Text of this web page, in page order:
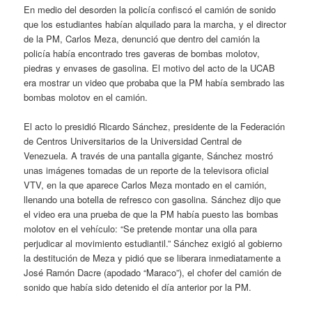
En medio del desorden la policía confiscó el camión de sonido
que los estudiantes habían alquilado para la marcha, y el director
de la PM, Carlos Meza, denunció que dentro del camión la
policía había encontrado tres gaveras de bombas molotov,
piedras y envases de gasolina. El motivo del acto de la UCAB
era mostrar un video que probaba que la PM había sembrado las
bombas molotov en el camión.
El acto lo presidió Ricardo Sánchez, presidente de la Federación
de Centros Universitarios de la Universidad Central de
Venezuela. A través de una pantalla gigante, Sánchez mostró
unas imágenes tomadas de un reporte de la televisora oficial
VTV, en la que aparece Carlos Meza montado en el camión,
llenando una botella de refresco con gasolina. Sánchez dijo que
el video era una prueba de que la PM había puesto las bombas
molotov en el vehículo: “Se pretende montar una olla para
perjudicar al movimiento estudiantil.” Sánchez exigió al gobierno
la destitución de Meza y pidió que se liberara inmediatamente a
José Ramón Dacre (apodado “Maraco”), el chofer del camión de
sonido que había sido detenido el día anterior por la PM.